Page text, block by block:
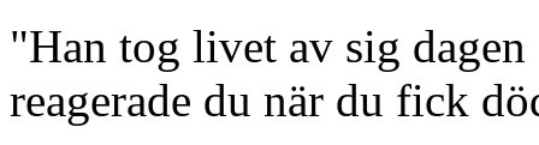
"Han tog livet av sig
reagerade du när du fick